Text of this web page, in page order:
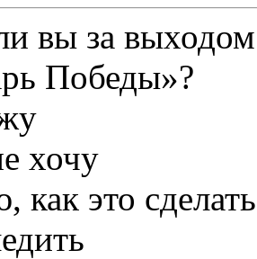
вы за
Победы»?
хочу
как это сделать